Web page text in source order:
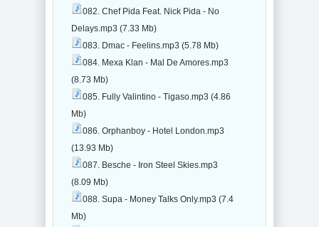
082. Chef Pida Feat. Nick Pida - No
Delays.mp3 (7.33 Mb)
083. Dmac - Feelins.mp3 (5.78 Mb)
084. Mexa Klan - Mal De Amores.mp3
(8.73 Mb)
085. Fully Valintino - Tigaso.mp3 (4.86
Mb)
086. Orphanboy - Hotel London.mp3
(13.93 Mb)
087. Besche - Iron Steel Skies.mp3
(8.09 Mb)
088. Supa - Money Talks Only.mp3 (7.4
Mb)